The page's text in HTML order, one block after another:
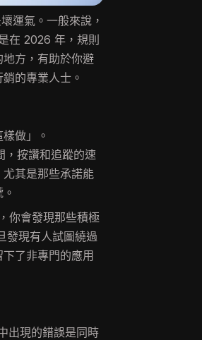
運氣。一般來說，
在 2026 年，規則
方，有助於你避
的專業人士。
做」。
按讚和追蹤的速
其是那些承諾能
你會發現那些積極
發現有人試圖繞過
了非專門的應用
出現的錯誤是同時